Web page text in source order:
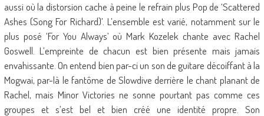
aussi où la distorsion cache à peine le refrain plus Pop de ‘Scattered
Ashes (Song For Richard)’. L’ensemble est varié, notamment sur le
plus posé ‘For You Always’ où Mark Kozelek chante avec Rachel
Goswell. L’empreinte de chacun est bien présente mais jamais
envahissante. On entend bien par-ci un son de guitare décoiffant à la
Mogwai, par-là le fantôme de Slowdive derrière le chant planant de
Rachel, mais Minor Victories ne sonne pourtant pas comme ces
groupes et s’est bel et bien créé une identité propre. Son